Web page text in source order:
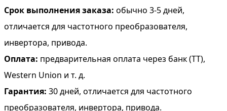
Срок выполнения заказа: обычно 3-5 дней,
отличается для частотного преобразователя,
инвертора, привода.
Оплата: предварительная оплата через банк (TT),
Western Union и т. д.
Гарантия: 30 дней, отличается для частотного
преобразователя, инвертора, привода.